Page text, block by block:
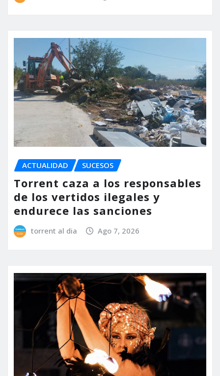
ACTUALIDAD SUCESOS
Torrent caza a los responsables
de los vertidos ilegales y
endurece las sanciones
torrent al dia Ago 7, 2026